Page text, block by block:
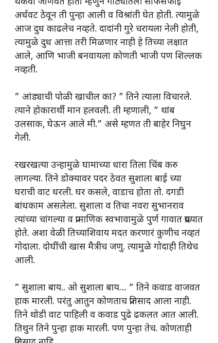
अर्धवट ठेवून ती पुन्हा आली व विश्रांती घेत होती. त्यामुळे
आज दुध काढलेच नव्हते. दादांनी गुरे चरायला नेली होती,
त्यामुळे दुध आत्ता तरी मिळणार नाही हे तिच्या लक्षात
आले, आणि भाजी बनवायला कोणती भाजी पण शिल्लक
नव्हती.
” आंड्याची पोळी खाचील का? ” तिने त्याला विचारले.
त्याने होकारार्थी मान हलवली. ती म्हणाली, ” थांब
उलसाक, घेऊन आले मी.” असे म्हणत ती बाहेर निघुन
गेली.
रखरखत्या उन्हामुळे घामाच्या धारा तिला चिंब करु
लागल्या. तिने डोक्यावर पदर ठेवत सुशाला बाई च्या
घराची वाट धरली. घर कसले, वाडाच होता तो. दगडी
बांधकाम असलेला. सुशाला व तिचा नवरा सुभानराव
त्यांच्या चांगल्या व प्रामाणिक स्वभावामुळे पुर्ण गावात प्रख्यात
होते. अशा वेळी तिच्याशिवाय मदत करणारं कुणीच नव्हतं
गोदाला. दोघींची खास मैत्रीच जणु. त्यामुळे गोदाही तिथेच
आली.
” सुशाला बाय.. ओ सुशाला बाय… ” तिने कवाड वाजवत
हाक मारली. परंतु आतुन कोणताच प्रतिसाद आला नाही.
तिने थोडी वाट पाहिली व कवाड पुढे ढकलत आत आली.
तिथुन तिने पुन्हा हाक मारली. पण पुन्हा तेच. कोणताही